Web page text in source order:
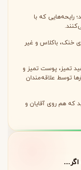
رایحه‌هایی که با
خنک، باکلاس و غیر
تمیز، پوست تمیز و
توسط علاقه‌مندان
که هم روی آقایان و